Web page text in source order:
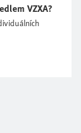
VZXA?